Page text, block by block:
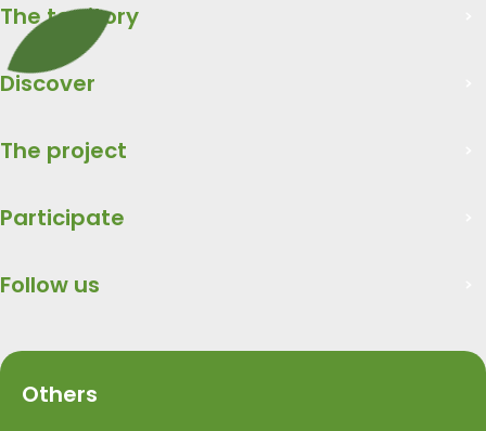
The territory
Discover
The project
Participate
Follow us
Others